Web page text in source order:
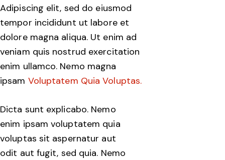
Adipiscing elit, sed do eiusmod
tempor incididunt ut labore et
dolore magna aliqua. Ut enim ad
veniam quis nostrud exercitation
enim ullamco. Nemo magna
ipsam Voluptatem Quia Voluptas.
Dicta sunt explicabo. Nemo
enim ipsam voluptatem quia
voluptas sit aspernatur aut
odit aut fugit, sed quia. Nemo